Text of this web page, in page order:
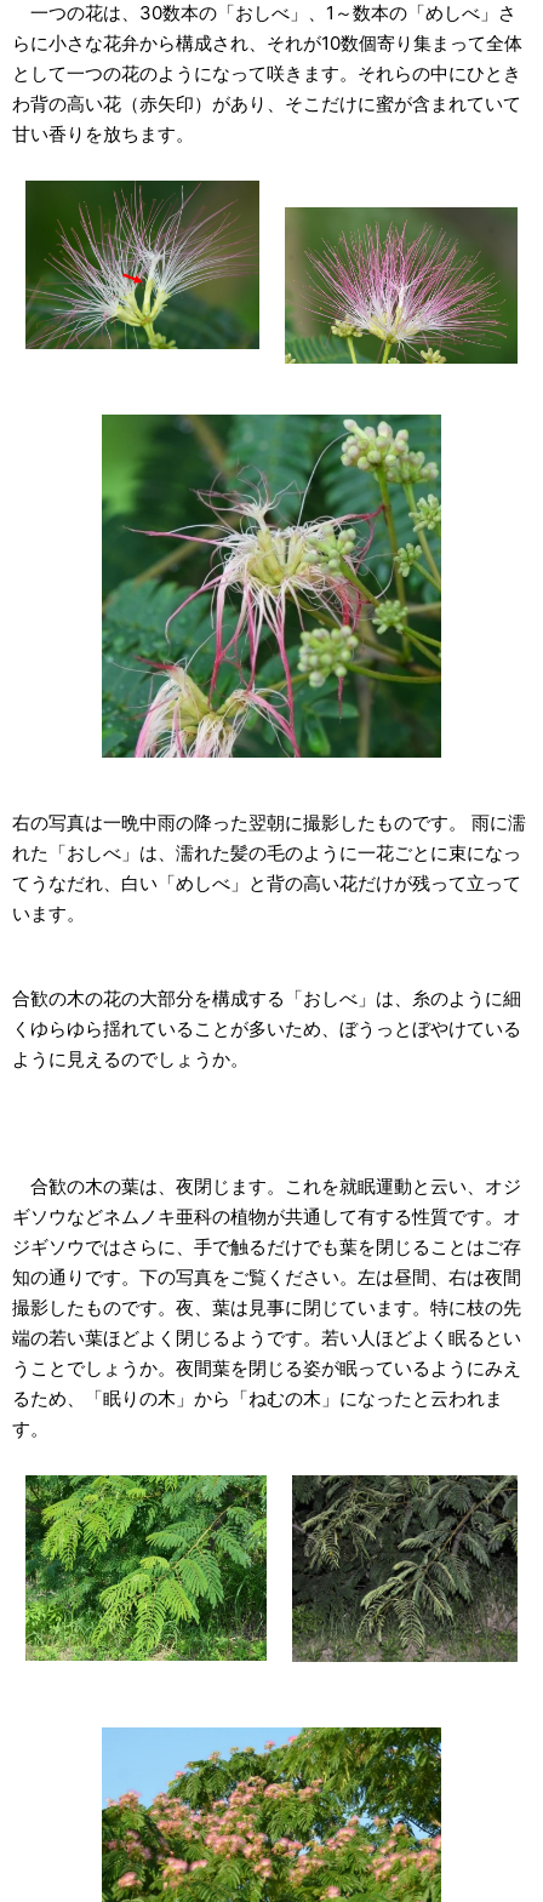
一つの花は、30数本の「おしべ」、1～数本の「めしべ」さ
らに小さな花弁から構成され、それが10数個寄り集まって全体
として一つの花のようになって咲きます。それらの中にひとき
わ背の高い花（赤矢印）があり、そこだけに蜜が含まれていて
甘い香りを放ちます。
右の写真は一晩中雨の降った翌朝に撮影したものです。 雨に濡
れた「おしべ」は、濡れた髪の毛のように一花ごとに束になっ
てうなだれ、白い「めしべ」と背の高い花だけが残って立って
います。
合歓の木の花の大部分を構成する「おしべ」は、糸のように細
くゆらゆら揺れていることが多いため、ぼうっとぼやけている
ように見えるのでしょうか。
合歓の木の葉は、夜閉じます。これを就眠運動と云い、オジ
ギソウなどネムノキ亜科の植物が共通して有する性質です。オ
ジギソウではさらに、手で触るだけでも葉を閉じることはご存
知の通りです。下の写真をご覧ください。左は昼間、右は夜間
撮影したものです。夜、葉は見事に閉じています。特に枝の先
端の若い葉ほどよく閉じるようです。若い人ほどよく眠るとい
うことでしょうか。夜間葉を閉じる姿が眠っているようにみえ
るため、「眠りの木」から「ねむの木」になったと云われま
す。